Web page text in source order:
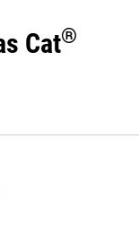
Cat®️